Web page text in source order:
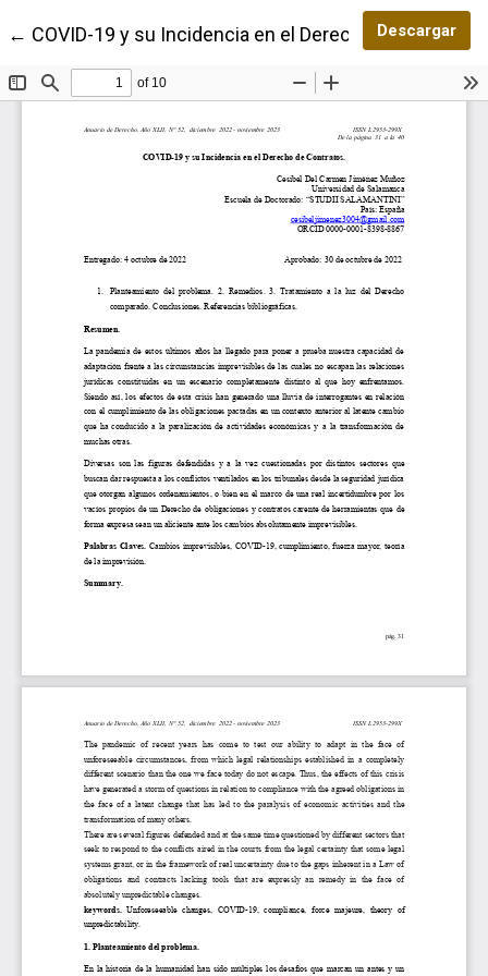
← Volver a los detalles del artículo
COVID-19 y su Incidencia en el Derecho deDescargar